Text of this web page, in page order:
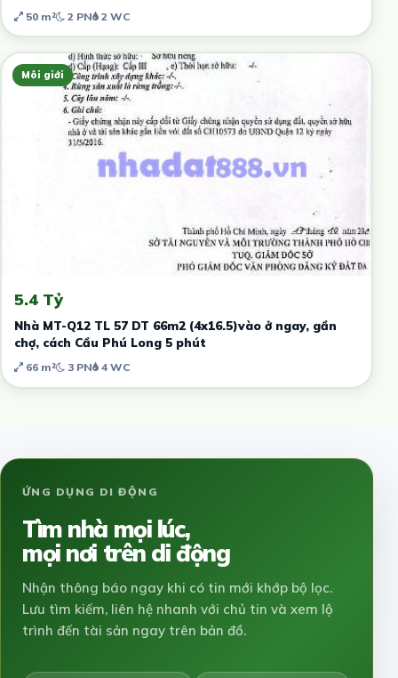
50 m² 2 PN 2 WC
Môi giới
5.4 Tỷ
Nhà MT-Q12 TL 57 DT 66m2 (4x16.5)vào ở ngay, gần
chợ, cách Cầu Phú Long 5 phút
66 m² 3 PN 4 WC
ỨNG DỤNG DI ĐỘNG
Tìm nhà mọi lúc,
mọi nơi trên di động
Nhận thông báo ngay khi có tin mới khớp bộ lọc.
Lưu tìm kiếm, liên hệ nhanh với chủ tin và xem lộ
trình đến tài sản ngay trên bản đồ.